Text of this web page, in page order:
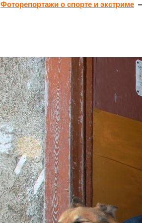
Фоторепортажи о спорте и экстриме